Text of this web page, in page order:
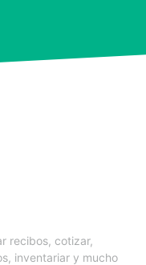
recibos, cotizar,
inventariar y mucho